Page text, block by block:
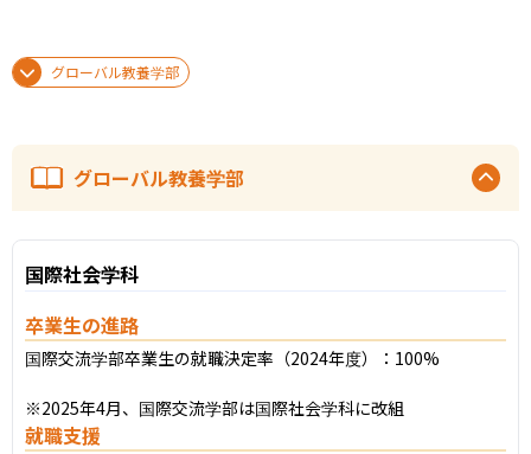
グローバル教養学部
グローバル教養学部
国際社会学科
卒業生の進路
国際交流学部卒業生の就職決定率（2024年度）：100%
※2025年4月、国際交流学部は国際社会学科に改組
就職支援